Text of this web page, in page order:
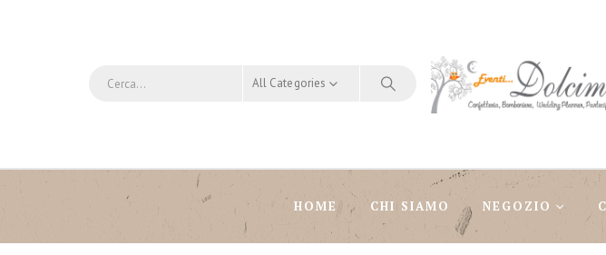
All Categories
HOME CHI SIAMO NEGOZIO